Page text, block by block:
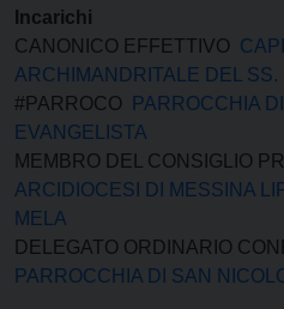
Incarichi
CANONICO EFFETTIVO
ARCHIMANDRITALE DEL SS.
#PARROCO
PARROCCHIA
EVANGELISTA
MEMBRO DEL CONSIGLIO
ARCIDIOCESI DI MESSINA
MELA
DELEGATO ORDINARIO
PARROCCHIA DI SAN